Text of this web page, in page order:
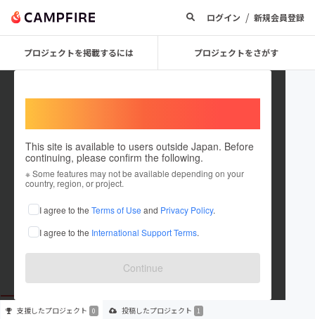
ログイン / 新規会員登録
プロジェクトを掲載するには プロジェクトをさがす
This site is available to users outside Japan. Before
continuing, please confirm the following.
※ Some features may not be available depending on your
country, region, or project.
I agree to the Terms of Use and Privacy Policy.
I agree to the International Support Terms.
Continue
ericorporation03
これまでに1件のプロジェクトを投稿しています
在住国：未設定
出身国：未設定
支援したプロジェクト 0 投稿したプロジェクト 1